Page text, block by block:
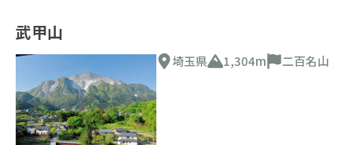
武甲山
埼玉県 1,304m 二百名山